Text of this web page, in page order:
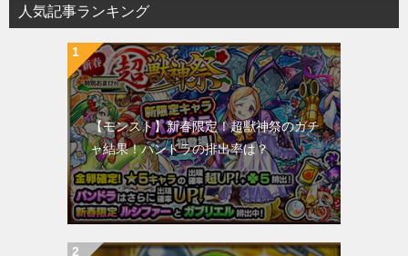
人気記事ランキング
【モンスト】新春限定！超獣神祭のガチ
ャ結果！パンドラの排出率は？